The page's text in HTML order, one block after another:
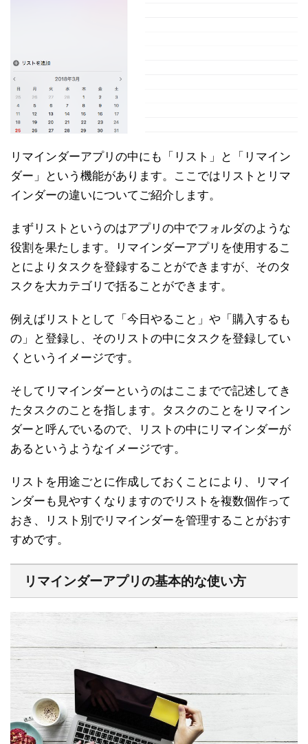
リマインダーアプリの中にも「リスト」と「リマイン
ダー」という機能があります。ここではリストとリマ
インダーの違いについてご紹介します。
まずリストというのはアプリの中でフォルダのような
役割を果たします。リマインダーアプリを使用するこ
とによりタスクを登録することができますが、そのタ
スクを大カテゴリで括ることができます。
例えばリストとして「今日やること」や「購入するも
の」と登録し、そのリストの中にタスクを登録してい
くというイメージです。
そしてリマインダーというのはここまでで記述してき
たタスクのことを指します。タスクのことをリマイン
ダーと呼んでいるので、リストの中にリマインダーが
あるというようなイメージです。
リストを用途ごとに作成しておくことにより、リマイ
ンダーも見やすくなりますのでリストを複数個作って
おき、リスト別でリマインダーを管理することがおす
すめです。
リマインダーアプリの基本的な使い方